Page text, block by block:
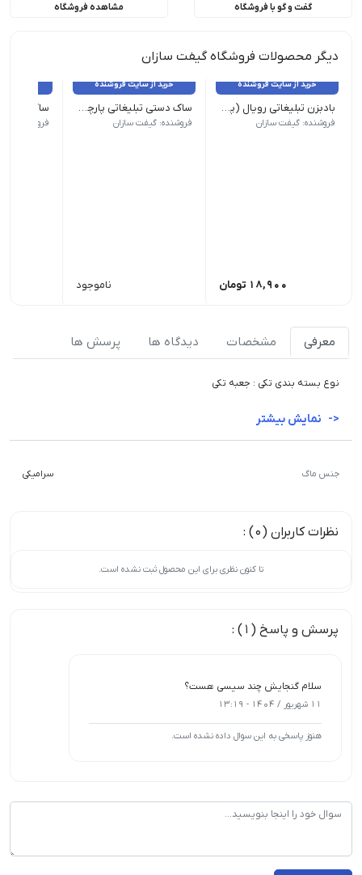
گفت و گو با فروشگاه مشاهده فروشگاه
دیگر محصولات فروشگاه گیفت سازان
خرید از سایت فروشنده
بادبزن تبلیغاتی رویال (پلاستیکی) ابعاد کار چاپی : 12cm*16 cm | حداقل سفارش: 1000 عدد
فروشنده: گیفت سازان
18,900 تومان
خرید از سایت فروشنده
ساک دستی تبلیغاتی پارچه ای 35×45 عطف : 10 س.م | حداقل سفارش: 500 عدد
فروشنده: گیفت سازان
ناموجود
عطف 10س.م | حداقل سفارش: 500 عدد
فروشنده:
معرفی مشخصات دیدگاه ها پرسش ها
نوع بسته بندی تکی : جعبه تکی
جنس ماگ سرامیکی
نظرات کاربران (0) :
تا کنون نظری برای این محصول ثبت نشده است.
پرسش و پاسخ (1) :
سلام گنجایش چند سیسی هست؟
11 شهریور / 1404 - 13:19
هنوز پاسخی به این سوال داده نشده است.